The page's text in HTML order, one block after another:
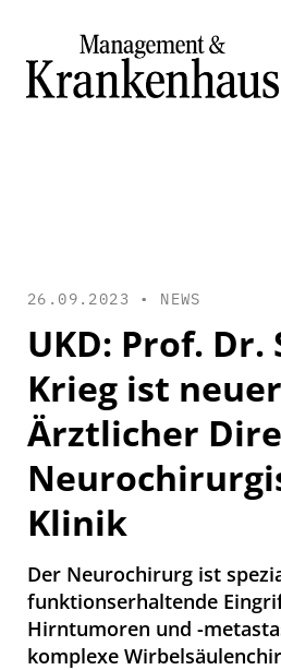
26.09.2023 • NEWS
UKD: Prof. Dr.
Krieg ist neuer
Ärztlicher
Klinik
Der Neurochirurg ist
funktionserhaltende
Hirntumoren und -
komplexe